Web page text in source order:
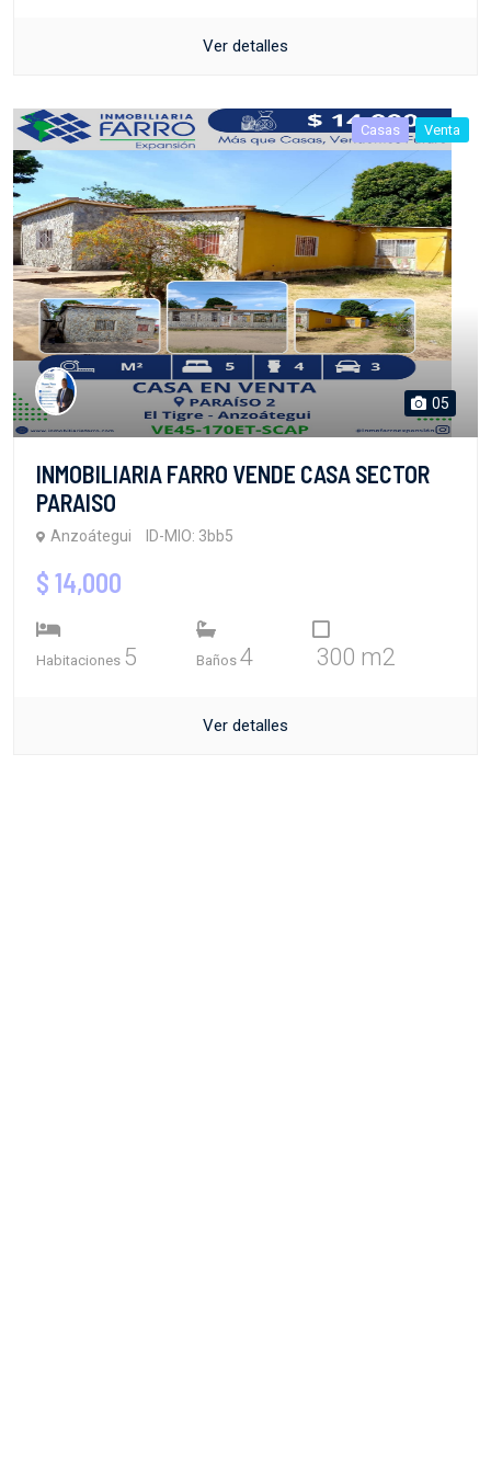
Ver detalles
Casas Venta
05
INMOBILIARIA FARRO VENDE CASA SECTOR
PARAISO
Anzoátegui ID-MIO: 3bb5
$ 14,000
Habitaciones 5 Baños 4 300 m2
Ver detalles